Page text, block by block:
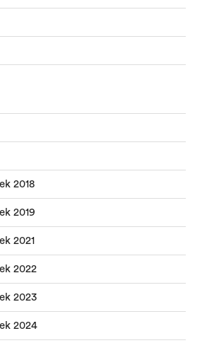
2018
2019
2021
2022
2023
2024